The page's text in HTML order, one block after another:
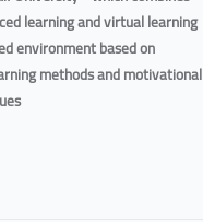
learning and virtual learning
environment based on
methods and motivational